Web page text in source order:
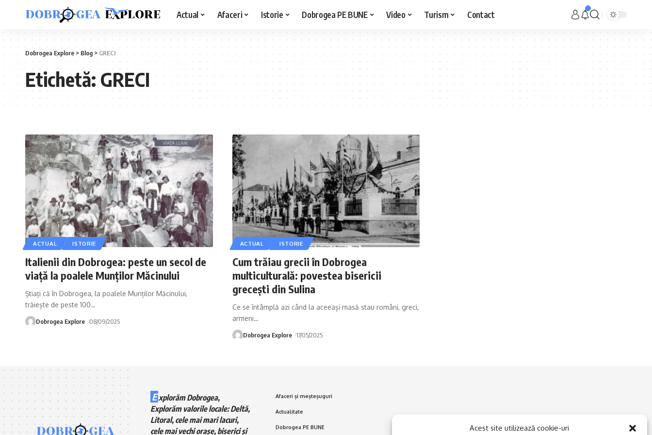
Acest site utilizează cookie-uri
Actual Afaceri Istorie Dobrogea PE BUNE Video Turism Contact
Dobrogea Explore> Blog >GRECI
Etichetă:GRECI
ACTUAL ISTORIE
Italienii din Dobrogea: peste un secol de
viață la poalele Munților Măcinului
Știați că în Dobrogea, la poalele Munților Măcinului,
trăiește de peste 100…
Dobrogea Explore 08/09/2025
ACTUAL ISTORIE
Cum trăiau grecii în Dobrogea
multiculturală: povestea bisericii
grecești din Sulina
Ce se întâmplă azi când la aceeași masă stau români, greci,
armeni…
Dobrogea Explore 17/05/2025
E xplorăm Dobrogea,
Explorăm valorile locale: Deltă,
Litoral, cele mai mari lacuri,
cele mai vechi orașe, biserici și
Afaceri și meșteșuguri
Actualitate
Dobrogea PE BUNE